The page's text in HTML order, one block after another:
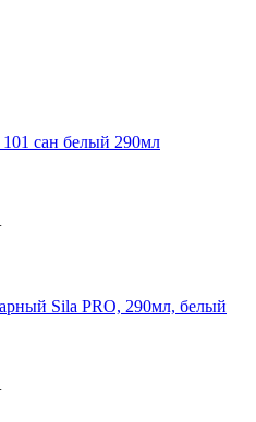
сан белый 290мл
Sila PRO, 290мл, белый